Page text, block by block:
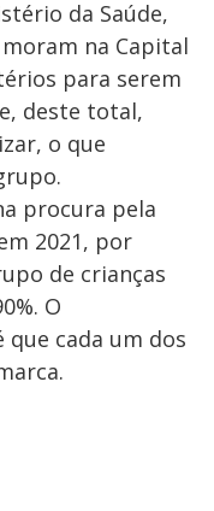
da Saúde,
na Capital
para serem
deste total,
o que
procura pela
2021, por
de crianças
O
cada um dos